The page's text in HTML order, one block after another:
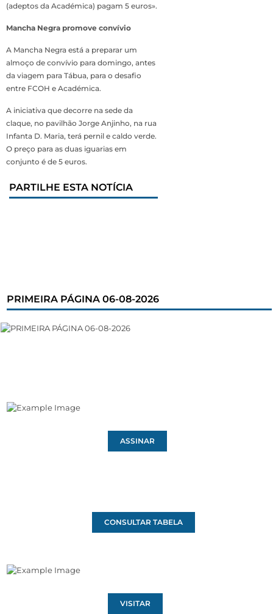
(adeptos da Académica) pagam 5 euros».
Mancha Negra promove convívio
A Mancha Negra está a preparar um
almoço de convívio para domingo, antes
da viagem para Tábua, para o desafio
entre FCOH e Académica.
A iniciativa que decorre na sede da
claque, no pavilhão Jorge Anjinho, na rua
Infanta D. Maria, terá pernil e caldo verde.
O preço para as duas iguarias em
conjunto é de 5 euros.
PARTILHE ESTA NOTÍCIA
PRIMEIRA PÁGINA 06-08-2026
ASSINAR
CONSULTAR TABELA
VISITAR